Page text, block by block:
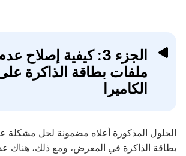
الجزء 3: كيفية إصلاح
ملفات بطاقة الذاكرة
الكاميرا
الحلول المذكورة أعلاه مضمونة لحل مشكلة
بطاقة الذاكرة في المعرض، ومع ذلك، هناك